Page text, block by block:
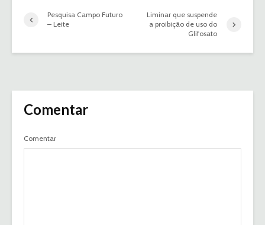
Pesquisa Campo Futuro
– Leite
Liminar que suspende
a proibição de uso do
Glifosato
Comentar
Comentar